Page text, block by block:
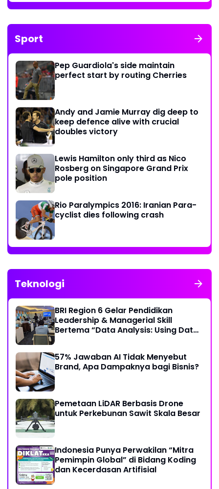
Sport
Pep Guardiola's side maintain
perfect start by routing Cherries
Andy and Jamie Murray dig deep to
keep defence alive with crucial
doubles victory
Lewis Hamilton only third as Nico
Rosberg on Singapore Grand Prix
pole position
Rio Paralympics 2016: Iranian Para-
cyclist dies following crash
Teknologi
BRI Region 6 Gelar Pendidikan
Leadership & Managerial Skill
Bertema “Data Analysis: Using Data
57% Jawaban AI Tidak Menyebut
Brand, Apa Dampaknya bagi Bisnis?
Pemetaan LiDAR Berbasis Drone
untuk Perkebunan Sawit Skala Besar
Indonesia Punya Perwakilan “Mitra
Pemimpin Global” di Bidang Koding
dan Kecerdasan Artifisial